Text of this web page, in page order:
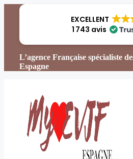
Aller
EXCELLENT
1 743 avis
L’agence Française spécialiste
Espagne